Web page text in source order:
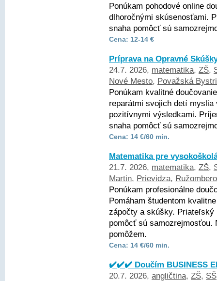
Ponúkam pohodové online
dlhoročnými skúsenosťami.
snaha pomôcť sú
Cena: 12-14 €
Príprava na Opravné
24.7. 2026, matematika, ZŠ,
Nové Mesto, Považská
Ponúkam kvalitné
reparátmi svojich detí
pozitívnymi výsledkami.
snaha pomôcť sú
Cena: 14 €/60 min.
Matematika pre
21.7. 2026, matematika, ZŠ,
Martin, Prievidza,
Ponúkam profesionálne
Pomáham študentom
zápočty a skúšky.
pomôcť sú samozrejmosťou.
pomôžem.
Cena: 14 €/60 min.
✔️✔️✔️ Doučím BUSINESS
20.7. 2026, angličtina, ZŠ, SŠ